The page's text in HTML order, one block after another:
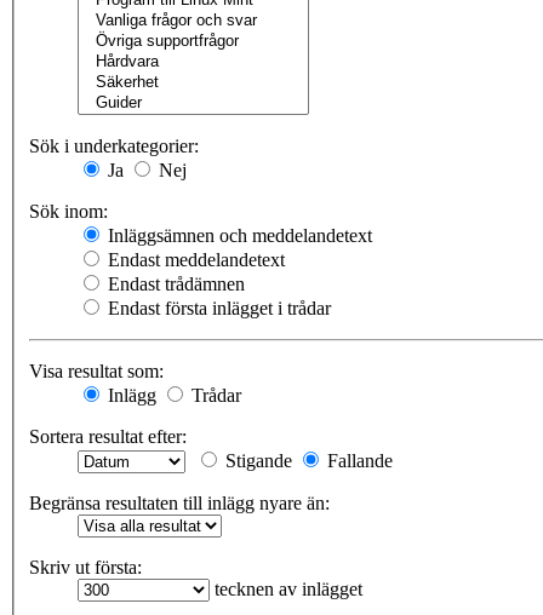
Sök i underkategorier:
Ja
Nej
Sök inom:
Inläggsämnen och meddelandetext
Endast meddelandetext
Endast trådämnen
Endast första inlägget i trådar
Visa resultat som:
Inlägg
Trådar
Sortera resultat efter:
Stigande
Fallande
Begränsa resultaten till inlägg nyare än:
Skriv ut första:
tecknen av inlägget